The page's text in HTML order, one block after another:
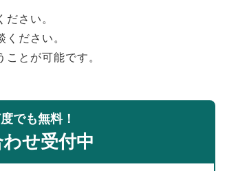
さい。
ださい。
とが可能です。
でも無料！
せ受付中